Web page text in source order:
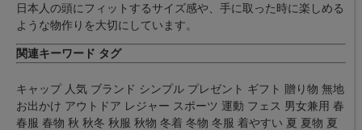
日本人の頭にフィットするサイズ感や、手に取った時に楽しめる
ような物作りを大切にしています。
関連キーワード タグ
キャップ 人気 ブランド シンプル プレゼント ギフト 贈り物 無地
お出かけ アウトドア レジャー スポーツ 運動 フェス 男女兼用 春
春服 春物 秋 秋冬 秋服 秋物 冬着 冬物 冬服 着やすい 夏 夏物 夏